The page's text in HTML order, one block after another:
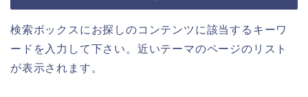
検索ボックスにお探しのコンテンツに該当するキーワ
ードを入力して下さい。近いテーマのページのリスト
が表示されます。